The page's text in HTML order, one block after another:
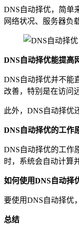
DNS自动择优，简单
网络状况、服务器负
DNS自动择优能提高
DNS自动择优并不能
改善，特别是在访问
此外，DNS自动择优
DNS自动择优的工作
DNS自动择优的工作
时，系统会自动计算
如何使用DNS自动择
要使用DNS自动择优
总结